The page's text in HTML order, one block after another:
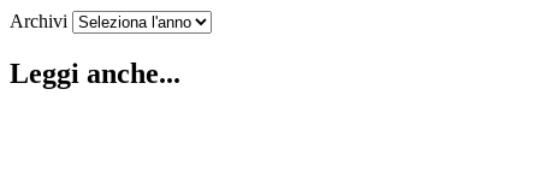
Archivi
Leggi anche...